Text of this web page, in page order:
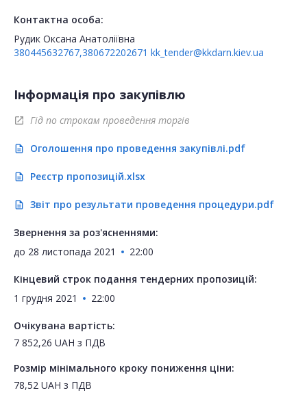
Контактна особа:
Рудик Оксана Анатоліївна
380445632767,380672202671 kk_tender@kkdarn.kiev.ua
Інформація про закупівлю
open_in_new Гід по строкам проведення торгів
description Оголошення про проведення закупівлі.pdf
description Реєстр пропозицій.xlsx
description Звіт про результати проведення процедури.pdf
Звернення за роз'ясненнями:
до 28 листопада 2021 22:00
Кінцевий строк подання тендерних пропозицій:
1 грудня 2021
22:00
Очікувана вартість:
7 852,26 UAH з ПДВ
Розмір мінімального кроку пониження ціни:
78,52 UAH з ПДВ